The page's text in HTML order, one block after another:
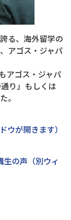
る、海外留学の
アゴス・ジャパ
アゴス・ジャパ
り」もしくは
。
ウが開きます）
の声（別ウィ